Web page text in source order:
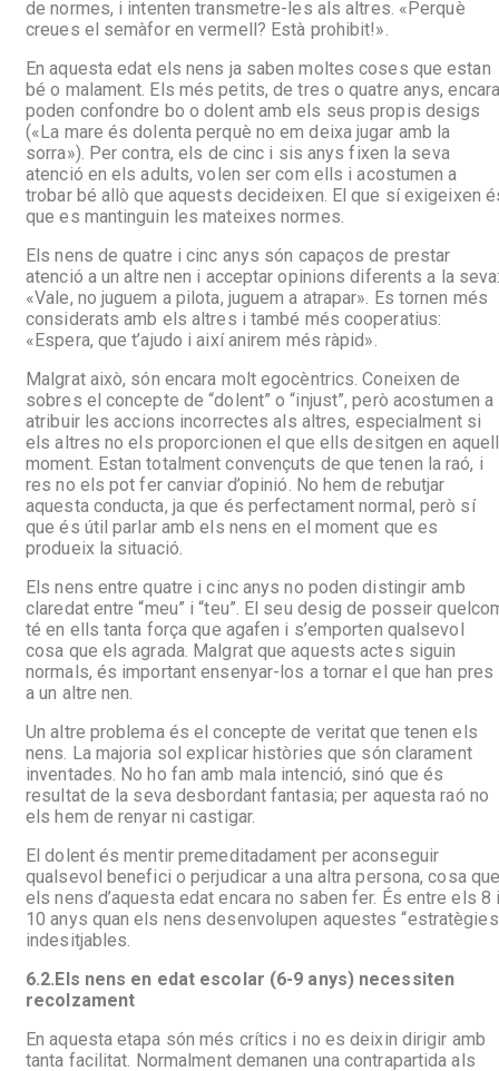
de normes, i intenten transmetre-les als altres. «Perquè
creues el semàfor en vermell? Està prohibit!».
En aquesta edat els nens ja saben moltes coses que estan
bé o malament. Els més petits, de tres o quatre anys,
poden confondre bo o dolent amb els seus propis desigs
(«La mare és dolenta perquè no em deixa jugar amb la
sorra»). Per contra, els de cinc i sis anys fixen la seva
atenció en els adults, volen ser com ells i acostumen a
trobar bé allò que aquests decideixen. El que sí exigeixen
que es mantinguin les mateixes normes.
Els nens de quatre i cinc anys són capaços de prestar
atenció a un altre nen i acceptar opinions diferents a la
«Vale, no juguem a pilota, juguem a atrapar». Es tornen més
considerats amb els altres i també més cooperatius:
«Espera, que t’ajudo i així anirem més ràpid».
Malgrat això, són encara molt egocèntrics. Coneixen de
sobres el concepte de “dolent” o “injust”, però acostumen a
atribuir les accions incorrectes als altres, especialment si
els altres no els proporcionen el que ells desitgen en aquell
moment. Estan totalment convençuts de que tenen la raó, i
res no els pot fer canviar d’opinió. No hem de rebutjar
aquesta conducta, ja que és perfectament normal, però sí
que és útil parlar amb els nens en el moment que es
produeix la situació.
Els nens entre quatre i cinc anys no poden distingir amb
claredat entre “meu” i “teu”. El seu desig de posseir
té en ells tanta força que agafen i s’emporten qualsevol
cosa que els agrada. Malgrat que aquests actes siguin
normals, és important ensenyar-los a tornar el que han pres
a un altre nen.
Un altre problema és el concepte de veritat que tenen els
nens. La majoria sol explicar històries que són clarament
inventades. No ho fan amb mala intenció, sinó que és
resultat de la seva desbordant fantasia; per aquesta raó no
els hem de renyar ni castigar.
El dolent és mentir premeditadament per aconseguir
qualsevol benefici o perjudicar a una altra persona, cosa
els nens d’aquesta edat encara no saben fer. És entre els 8
10 anys quan els nens desenvolupen aquestes
indesitjables.
6.2.Els nens en edat escolar (6-9 anys) necessiten
recolzament
En aquesta etapa són més crítics i no es deixin dirigir amb
tanta facilitat. Normalment demanen una contrapartida als